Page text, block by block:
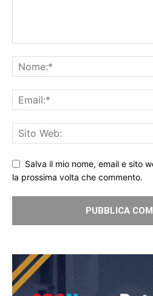
Salva il mio nome, email e sito
la prossima volta che commento.